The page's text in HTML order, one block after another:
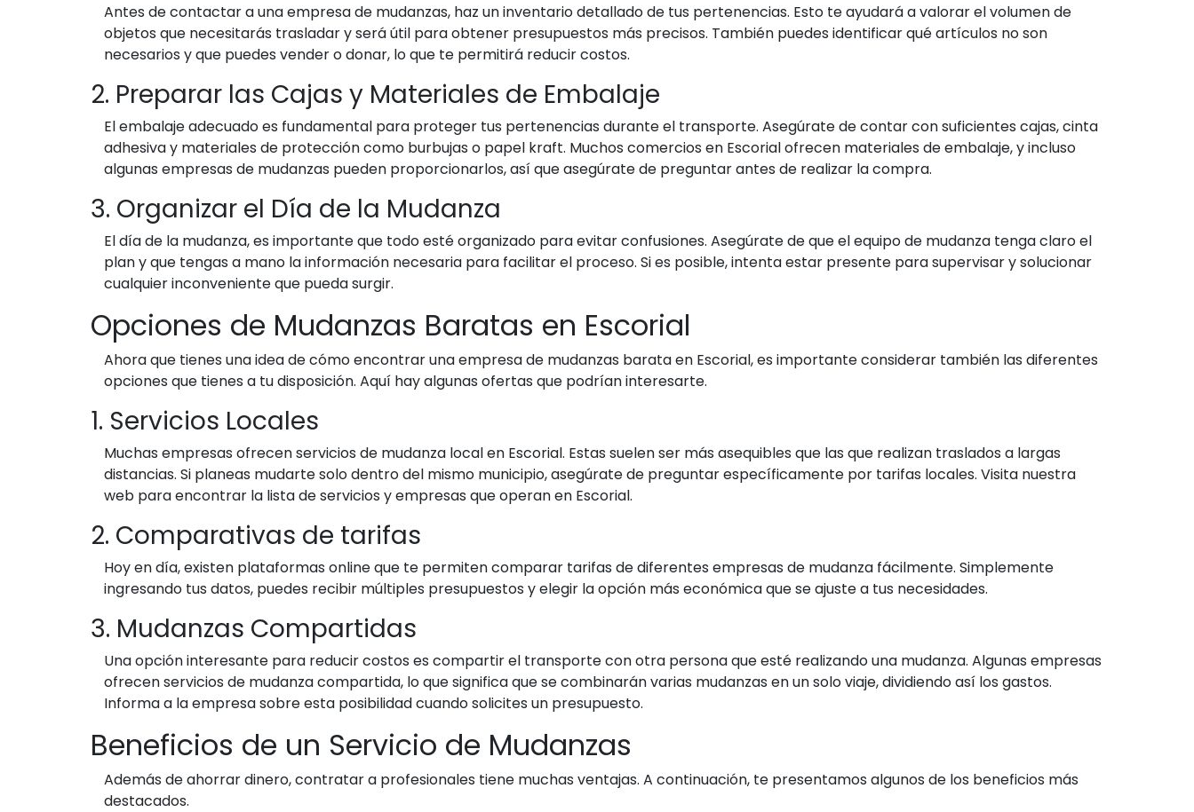
Antes de contactar a una empresa de mudanzas, haz un inventario detallado de tus pertenencias. Esto te ayudará a valorar el volumen de
objetos que necesitarás trasladar y será útil para obtener presupuestos más precisos. También puedes identificar qué artículos no son
necesarios y que puedes vender o donar, lo que te permitirá reducir costos.
2. Preparar las Cajas y Materiales de Embalaje
El embalaje adecuado es fundamental para proteger tus pertenencias durante el transporte. Asegúrate de contar con suficientes cajas, cinta
adhesiva y materiales de protección como burbujas o papel kraft. Muchos comercios en Escorial ofrecen materiales de embalaje, y incluso
algunas empresas de mudanzas pueden proporcionarlos, así que asegúrate de preguntar antes de realizar la compra.
3. Organizar el Día de la Mudanza
El día de la mudanza, es importante que todo esté organizado para evitar confusiones. Asegúrate de que el equipo de mudanza tenga claro el
plan y que tengas a mano la información necesaria para facilitar el proceso. Si es posible, intenta estar presente para supervisar y solucionar
cualquier inconveniente que pueda surgir.
Opciones de Mudanzas Baratas en Escorial
Ahora que tienes una idea de cómo encontrar una empresa de mudanzas barata en Escorial, es importante considerar también las diferentes
opciones que tienes a tu disposición. Aquí hay algunas ofertas que podrían interesarte.
1. Servicios Locales
Muchas empresas ofrecen servicios de mudanza local en Escorial. Estas suelen ser más asequibles que las que realizan traslados a largas
distancias. Si planeas mudarte solo dentro del mismo municipio, asegúrate de preguntar específicamente por tarifas locales. Visita nuestra
web para encontrar la lista de servicios y empresas que operan en Escorial.
2. Comparativas de tarifas
Hoy en día, existen plataformas online que te permiten comparar tarifas de diferentes empresas de mudanza fácilmente. Simplemente
ingresando tus datos, puedes recibir múltiples presupuestos y elegir la opción más económica que se ajuste a tus necesidades.
3. Mudanzas Compartidas
Una opción interesante para reducir costos es compartir el transporte con otra persona que esté realizando una mudanza. Algunas empresas
ofrecen servicios de mudanza compartida, lo que significa que se combinarán varias mudanzas en un solo viaje, dividiendo así los gastos.
Informa a la empresa sobre esta posibilidad cuando solicites un presupuesto.
Beneficios de un Servicio de Mudanzas
Además de ahorrar dinero, contratar a profesionales tiene muchas ventajas. A continuación, te presentamos algunos de los beneficios más
destacados.